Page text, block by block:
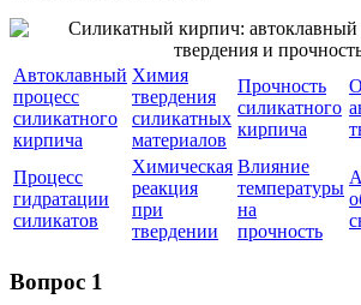
Автоклавный
процесс
силикатного
кирпича
Химия
твердения
силикатных
материалов
Прочность
силикатного
кирпича
Процесс
гидратации
силикатов
Химическая
реакция
при
твердении
Влияние
температуры
на
прочность
Вопрос 1